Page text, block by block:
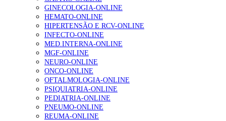
Alguns milhares de utentes podem ficar sem médico de
família com nova regras do registo, alerta associação
155 visualizações
1.º Episódio do Podcast “Frequência Cardio – Sintoniza-
te na Insuficiência Cardíaca” da Bayer
99 visualizações
GINECOLOGIA-ONLINE
HEMATO-ONLINE
HIPERTENSÃO E RCV-ONLINE
INFECTO-ONLINE
MED.INTERNA-ONLINE
MGF-ONLINE
NEURO-ONLINE
ONCO-ONLINE
OFTALMOLOGIA-ONLINE
PSIQUIATRIA-ONLINE
PEDIATRIA-ONLINE
PNEUMO-ONLINE
REUMA-ONLINE